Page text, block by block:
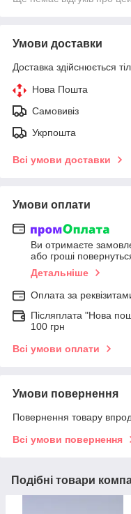
Умови доставки
Доставка здійснюється
Нова Пошта
Самовивіз
Укрпошта
Всі умови доставки
Умови оплати
Ви отримаєте
або гроші
Детальніше
Оплата за
Післяплата "Нова
100 грн
Всі умови оплати
Умови повернення
Повернення товару
Всі умови повернення
Подібні товари